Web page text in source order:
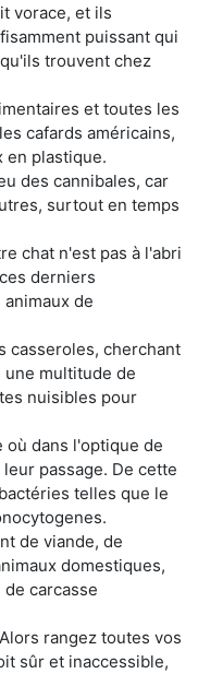
vorace, et ils
puissant qui
trouvent chez
et toutes les
cafards américains,
en plastique.
des cannibales, car
surtout en temps
chat n'est pas à l'abri
derniers
de
casseroles, cherchant
multitude de
nuisibles pour
dans l'optique de
passage. De cette
telles que le
de viande, de
domestiques,
carcasse
rangez toutes vos
sûr et inaccessible,